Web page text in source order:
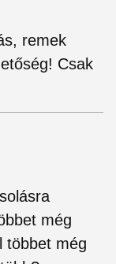
remek
Csak
még
többet még